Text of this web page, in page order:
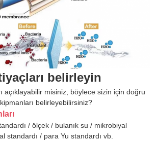
belirleyin
açıklayabilir misiniz, böylece sizin için doğru
belirleyebilirsiniz?
/ ölçek / bulanık su / mikrobiyal
standardı / para Yu standardı vb.